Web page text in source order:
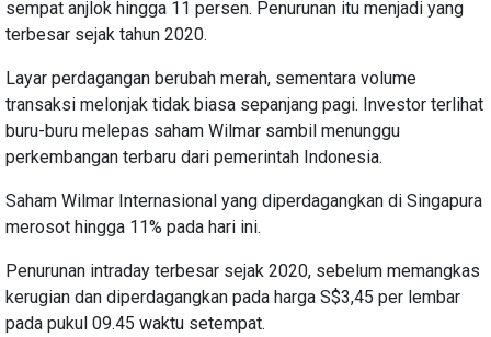
sempat anjlok hingga 11 persen. Penurunan itu menjadi yang
terbesar sejak tahun 2020.
Layar perdagangan berubah merah, sementara volume
transaksi melonjak tidak biasa sepanjang pagi. Investor terlihat
buru-buru melepas saham Wilmar sambil menunggu
perkembangan terbaru dari pemerintah Indonesia.
Saham Wilmar Internasional yang diperdagangkan di Singapura
merosot hingga 11% pada hari ini.
Penurunan intraday terbesar sejak 2020, sebelum memangkas
kerugian dan diperdagangkan pada harga S$3,45 per lembar
pada pukul 09.45 waktu setempat.